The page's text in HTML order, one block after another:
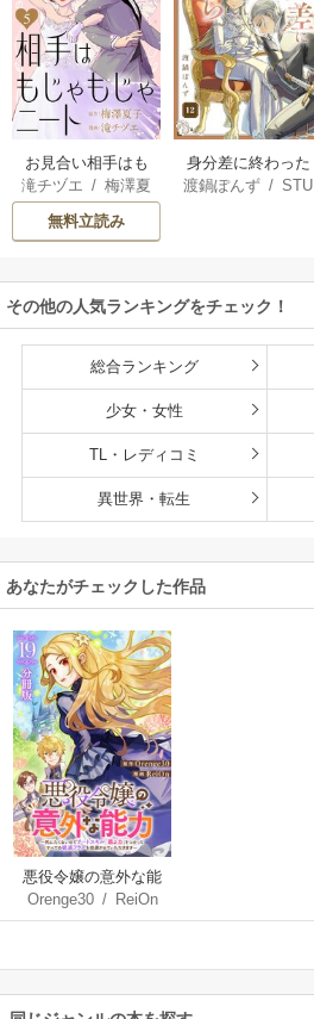
お見合い相手はも
じゃもじゃニート
滝チヅエ /梅澤夏
子（エブリスタ）
無料立読み
身分差に終わった
恋を、今さらです
渡鍋ぽんず /STU
その他の人気ランキングをチェック！
総合ランキング
少女・女性
TL・レディコミ
異世界・転生
あなたがチェックした作品
悪役令嬢の意外な能
力～死にたくないの
でチートスキル「識
べての破滅フラグを
回避させていただき
Orenge30/ ReiOn